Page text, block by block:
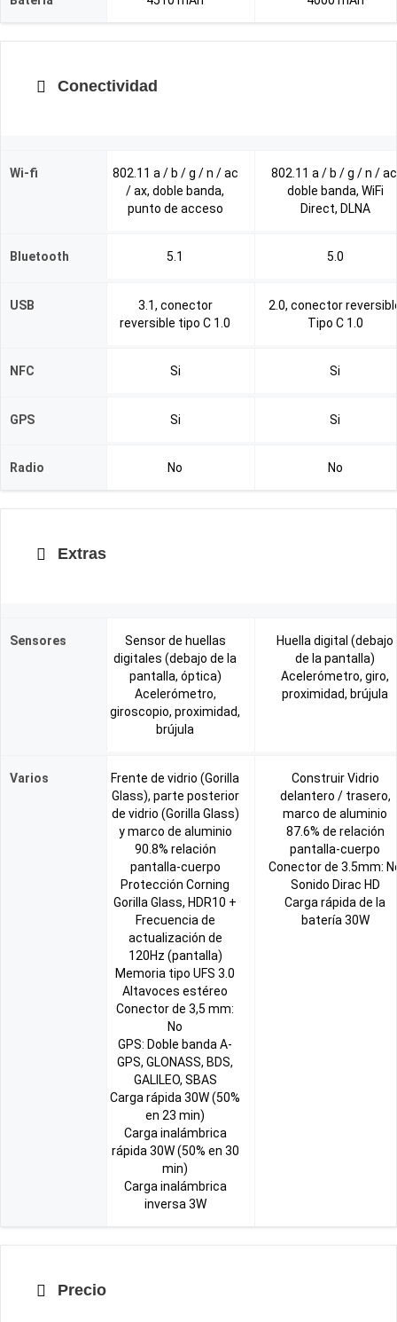
Conectividad
Wi-fi
802.11 a / b / g / n / ac
/ ax, doble banda,
punto de acceso
802.11 a / b / g / n /
doble banda, WiFi
Direct, DLNA
Bluetooth 5.1 5.0
USB
3.1, conector
reversible tipo C 1.0
2.0, conector
Tipo C 1.0
NFC Si Si
GPS Si Si
Radio No No
Extras
Sensores
Sensor de huellas
digitales (debajo de la
pantalla, óptica)
Acelerómetro,
giroscopio, proximidad,
brújula
Huella digital (debajo
de la pantalla)
Acelerómetro, giro,
proximidad, brújula
Varios
Frente de vidrio (Gorilla
Glass), parte posterior
de vidrio (Gorilla Glass)
y marco de aluminio
90.8% relación
pantalla-cuerpo
Protección Corning
Gorilla Glass, HDR10 +
Frecuencia de
actualización de
120Hz (pantalla)
Memoria tipo UFS 3.0
Altavoces estéreo
Conector de 3,5 mm:
No
GPS: Doble banda A-
GPS, GLONASS, BDS,
GALILEO, SBAS
Carga rápida 30W (50%
en 23 min)
Carga inalámbrica
rápida 30W (50% en 30
min)
Carga inalámbrica
inversa 3W
Construir Vidrio
delantero / trasero,
marco de aluminio
87.6% de relación
pantalla-cuerpo
Conector de 3.5mm:
Sonido Dirac HD
Carga rápida de la
batería 30W
Precio